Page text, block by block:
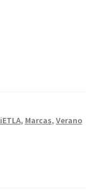
, Marcas, Verano